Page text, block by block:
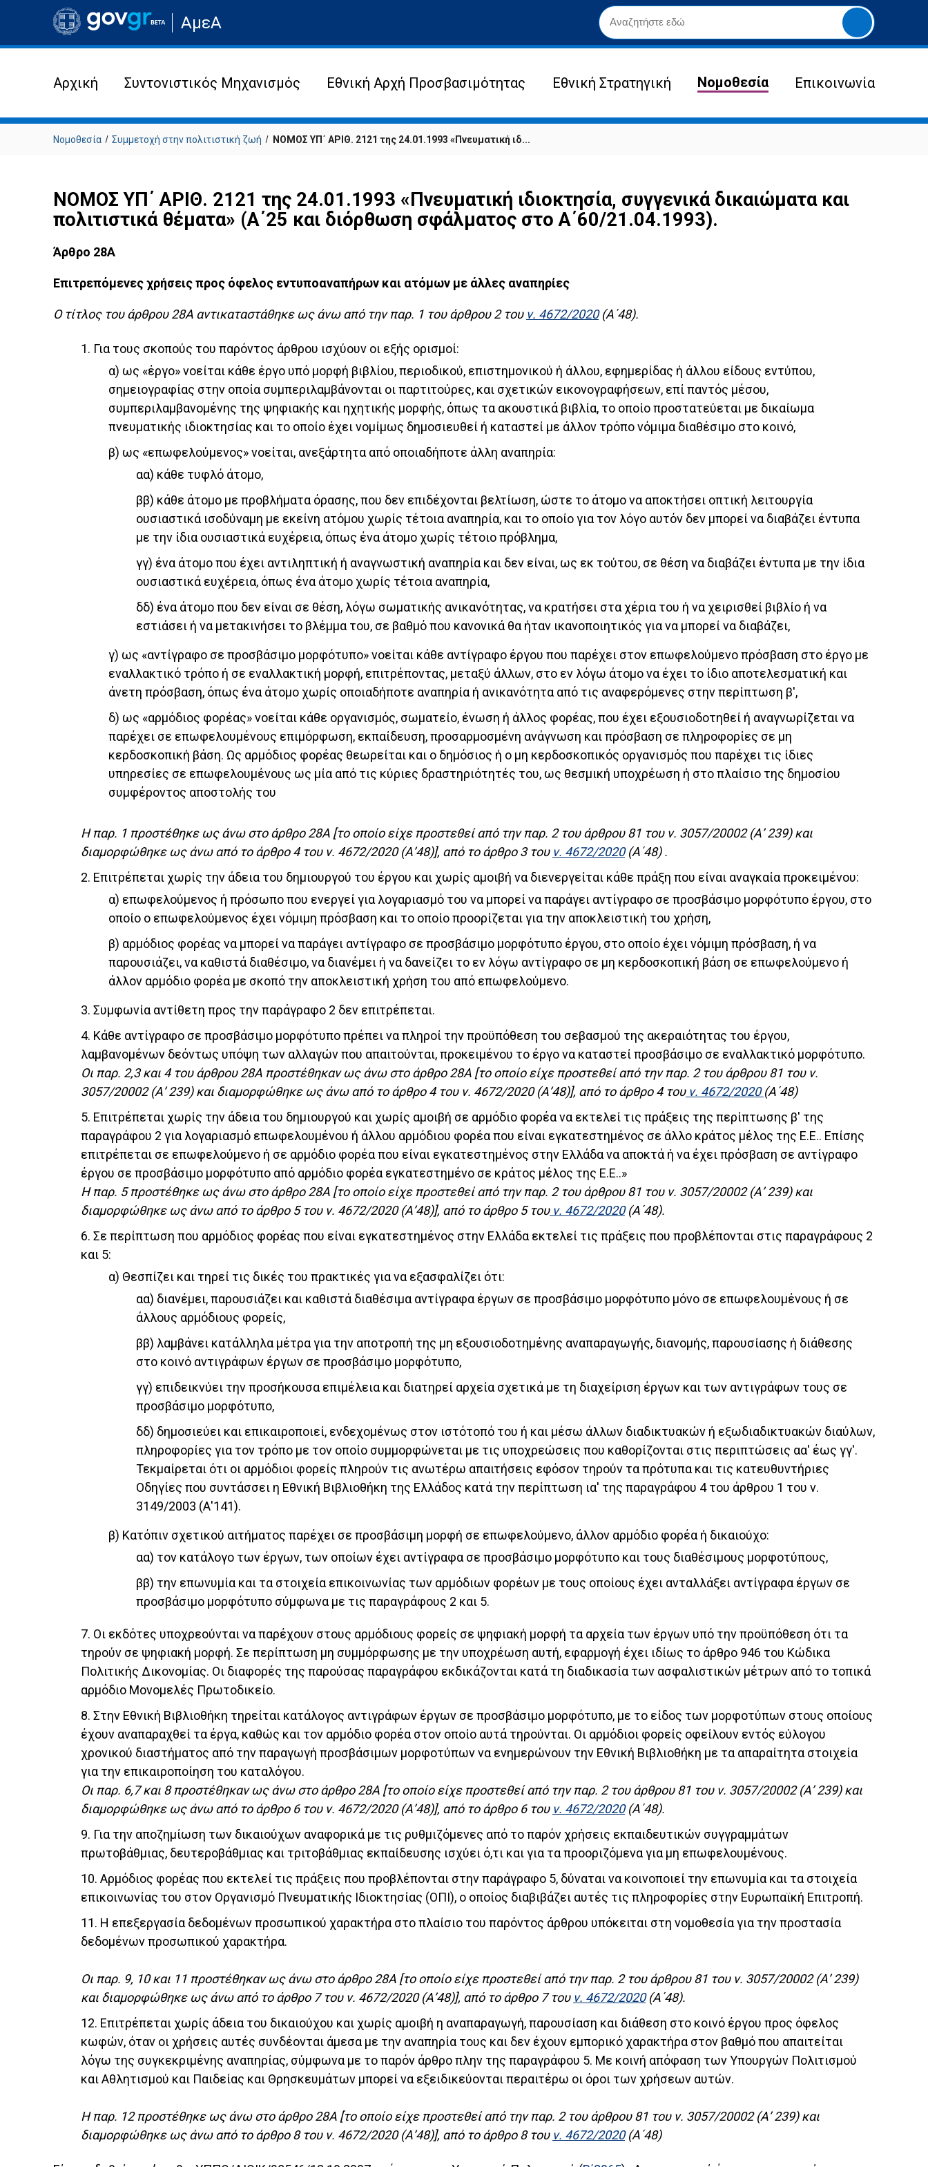
Μετάβαση
στην
σελίδα
ιστότοπου
ΑμεΑ
Yποβολή
αναζήτησης
Αρχική Συντονιστικός Μηχανισμός Εθνική Αρχή Προσβασιμότητας Εθνική Στρατηγική Νομοθεσία Επικοινωνία
Νομοθεσία Συμμετοχή στην πολιτιστική ζωή ΝΟΜΟΣ ΥΠ΄ ΑΡΙΘ. 2121 της 24.01.1993 «Πνευματική ιδ...
ΝΟΜΟΣ ΥΠ΄ ΑΡΙΘ. 2121 της 24.01.1993 «Πνευματική ιδιοκτησία, συγγενικά δικαιώματα και
πολιτιστικά θέματα» (Α΄25 και διόρθωση σφάλματος στο Α΄60/21.04.1993).
Άρθρο 28Α
Επιτρεπόμενες χρήσεις προς όφελος εντυποαναπήρων και ατόμων με άλλες αναπηρίες
O τίτλος του άρθρου 28Α αντικαταστάθηκε ως άνω από την παρ. 1 του άρθρου 2 του ν. 4672/2020(Α΄48).
1. Για τους σκοπούς του παρόντος άρθρου ισχύουν οι εξής ορισμοί:
α) ως «έργο» νοείται κάθε έργο υπό μορφή βιβλίου, περιοδικού, επιστημονικού ή άλλου, εφημερίδας ή άλλου είδους εντύπου,
σημειογραφίας στην οποία συμπεριλαμβάνονται οι παρτιτούρες, και σχετικών εικονογραφήσεων, επί παντός μέσου,
συμπεριλαμβανομένης της ψηφιακής και ηχητικής μορφής, όπως τα ακουστικά βιβλία, το οποίο προστατεύεται με δικαίωμα
πνευματικής ιδιοκτησίας και το οποίο έχει νομίμως δημοσιευθεί ή καταστεί με άλλον τρόπο νόμιμα διαθέσιμο στο κοινό,
β) ως «επωφελούμενος» νοείται, ανεξάρτητα από οποιαδήποτε άλλη αναπηρία:
αα) κάθε τυφλό άτομο,
ββ) κάθε άτομο με προβλήματα όρασης, που δεν επιδέχονται βελτίωση, ώστε το άτομο να αποκτήσει οπτική λειτουργία
ουσιαστικά ισοδύναμη με εκείνη ατόμου χωρίς τέτοια αναπηρία, και το οποίο για τον λόγο αυτόν δεν μπορεί να διαβάζει έντυπα
με την ίδια ουσιαστικά ευχέρεια, όπως ένα άτομο χωρίς τέτοιο πρόβλημα,
γγ) ένα άτομο που έχει αντιληπτική ή αναγνωστική αναπηρία και δεν είναι, ως εκ τούτου, σε θέση να διαβάζει έντυπα με την ίδια
ουσιαστικά ευχέρεια, όπως ένα άτομο χωρίς τέτοια αναπηρία,
δδ) ένα άτομο που δεν είναι σε θέση, λόγω σωματικής ανικανότητας, να κρατήσει στα χέρια του ή να χειρισθεί βιβλίο ή να
εστιάσει ή να μετακινήσει το βλέμμα του, σε βαθμό που κανονικά θα ήταν ικανοποιητικός για να μπορεί να διαβάζει,
γ) ως «αντίγραφο σε προσβάσιμο μορφότυπο» νοείται κάθε αντίγραφο έργου που παρέχει στον επωφελούμενο πρόσβαση στο έργο με
εναλλακτικό τρόπο ή σε εναλλακτική μορφή, επιτρέποντας, μεταξύ άλλων, στο εν λόγω άτομο να έχει το ίδιο αποτελεσματική και
άνετη πρόσβαση, όπως ένα άτομο χωρίς οποιαδήποτε αναπηρία ή ανικανότητα από τις αναφερόμενες στην περίπτωση β',
δ) ως «αρμόδιος φορέας» νοείται κάθε οργανισμός, σωματείο, ένωση ή άλλος φορέας, που έχει εξουσιοδοτηθεί ή αναγνωρίζεται να
παρέχει σε επωφελουμένους επιμόρφωση, εκπαίδευση, προσαρμοσμένη ανάγνωση και πρόσβαση σε πληροφορίες σε μη
κερδοσκοπική βάση. Ως αρμόδιος φορέας θεωρείται και ο δημόσιος ή ο μη κερδοσκοπικός οργανισμός που παρέχει τις ίδιες
υπηρεσίες σε επωφελουμένους ως μία από τις κύριες δραστηριότητές του, ως θεσμική υποχρέωση ή στο πλαίσιο της δημοσίου
συμφέροντος αποστολής του
Η παρ. 1 προστέθηκε ως άνω στο άρθρο 28Α [το οποίο είχε προστεθεί από την παρ. 2 του άρθρου 81 του ν. 3057/20002 (Α’ 239) και
διαμορφώθηκε ως άνω από το άρθρο 4 του ν. 4672/2020 (Α’48)], από το άρθρο 3 του ν. 4672/2020(Α΄48) .
2. Επιτρέπεται χωρίς την άδεια του δημιουργού του έργου και χωρίς αμοιβή να διενεργείται κάθε πράξη που είναι αναγκαία προκειμένου:
α) επωφελούμενος ή πρόσωπο που ενεργεί για λογαριασμό του να μπορεί να παράγει αντίγραφο σε προσβάσιμο μορφότυπο έργου, στο
οποίο ο επωφελούμενος έχει νόμιμη πρόσβαση και το οποίο προορίζεται για την αποκλειστική του χρήση,
β) αρμόδιος φορέας να μπορεί να παράγει αντίγραφο σε προσβάσιμο μορφότυπο έργου, στο οποίο έχει νόμιμη πρόσβαση, ή να
παρουσιάζει, να καθιστά διαθέσιμο, να διανέμει ή να δανείζει το εν λόγω αντίγραφο σε μη κερδοσκοπική βάση σε επωφελούμενο ή
άλλον αρμόδιο φορέα με σκοπό την αποκλειστική χρήση του από επωφελούμενο.
3. Συμφωνία αντίθετη προς την παράγραφο 2 δεν επιτρέπεται.
4. Κάθε αντίγραφο σε προσβάσιμο μορφότυπο πρέπει να πληροί την προϋπόθεση του σεβασμού της ακεραιότητας του έργου,
λαμβανομένων δεόντως υπόψη των αλλαγών που απαιτούνται, προκειμένου το έργο να καταστεί προσβάσιμο σε εναλλακτικό μορφότυπο.
Οι παρ. 2,3 και 4 του άρθρου 28Α προστέθηκαν ως άνω στο άρθρο 28Α [το οποίο είχε προστεθεί από την παρ. 2 του άρθρου 81 του ν.
3057/20002 (Α’ 239) και διαμορφώθηκε ως άνω από το άρθρο 4 του ν. 4672/2020 (Α’48)], από το άρθρο 4 τουν. 4672/2020(Α΄48)
5. Επιτρέπεται χωρίς την άδεια του δημιουργού και χωρίς αμοιβή σε αρμόδιο φορέα να εκτελεί τις πράξεις της περίπτωσης β' της
παραγράφου 2 για λογαριασμό επωφελουμένου ή άλλου αρμόδιου φορέα που είναι εγκατεστημένος σε άλλο κράτος μέλος της Ε.Ε.. Επίσης
επιτρέπεται σε επωφελούμενο ή σε αρμόδιο φορέα που είναι εγκατεστημένος στην Ελλάδα να αποκτά ή να έχει πρόσβαση σε αντίγραφο
έργου σε προσβάσιμο μορφότυπο από αρμόδιο φορέα εγκατεστημένο σε κράτος μέλος της Ε.Ε..»
Η παρ. 5 προστέθηκε ως άνω στο άρθρο 28Α [το οποίο είχε προστεθεί από την παρ. 2 του άρθρου 81 του ν. 3057/20002 (Α’ 239) και
διαμορφώθηκε ως άνω από το άρθρο 5 του ν. 4672/2020 (Α’48)], από το άρθρο 5 τουν. 4672/2020(Α΄48).
6. Σε περίπτωση που αρμόδιος φορέας που είναι εγκατεστημένος στην Ελλάδα εκτελεί τις πράξεις που προβλέπονται στις παραγράφους 2
και 5:
α) Θεσπίζει και τηρεί τις δικές του πρακτικές για να εξασφαλίζει ότι:
αα) διανέμει, παρουσιάζει και καθιστά διαθέσιμα αντίγραφα έργων σε προσβάσιμο μορφότυπο μόνο σε επωφελουμένους ή σε
άλλους αρμόδιους φορείς,
ββ) λαμβάνει κατάλληλα μέτρα για την αποτροπή της μη εξουσιοδοτημένης αναπαραγωγής, διανομής, παρουσίασης ή διάθεσης
στο κοινό αντιγράφων έργων σε προσβάσιμο μορφότυπο,
γγ) επιδεικνύει την προσήκουσα επιμέλεια και διατηρεί αρχεία σχετικά με τη διαχείριση έργων και των αντιγράφων τους σε
προσβάσιμο μορφότυπο,
δδ) δημοσιεύει και επικαιροποιεί, ενδεχομένως στον ιστότοπό του ή και μέσω άλλων διαδικτυακών ή εξωδιαδικτυακών διαύλων,
πληροφορίες για τον τρόπο με τον οποίο συμμορφώνεται με τις υποχρεώσεις που καθορίζονται στις περιπτώσεις αα' έως γγ'.
Τεκμαίρεται ότι οι αρμόδιοι φορείς πληρούν τις ανωτέρω απαιτήσεις εφόσον τηρούν τα πρότυπα και τις κατευθυντήριες
Οδηγίες που συντάσσει η Εθνική Βιβλιοθήκη της Ελλάδος κατά την περίπτωση ια' της παραγράφου 4 του άρθρου 1 του ν.
3149/2003 (Α'141).
β) Κατόπιν σχετικού αιτήματος παρέχει σε προσβάσιμη μορφή σε επωφελούμενο, άλλον αρμόδιο φορέα ή δικαιούχο:
αα) τον κατάλογο των έργων, των οποίων έχει αντίγραφα σε προσβάσιμο μορφότυπο και τους διαθέσιμους μορφοτύπους,
ββ) την επωνυμία και τα στοιχεία επικοινωνίας των αρμόδιων φορέων με τους οποίους έχει ανταλλάξει αντίγραφα έργων σε
προσβάσιμο μορφότυπο σύμφωνα με τις παραγράφους 2 και 5.
7. Οι εκδότες υποχρεούνται να παρέχουν στους αρμόδιους φορείς σε ψηφιακή μορφή τα αρχεία των έργων υπό την προϋπόθεση ότι τα
τηρούν σε ψηφιακή μορφή. Σε περίπτωση μη συμμόρφωσης με την υποχρέωση αυτή, εφαρμογή έχει ιδίως το άρθρο 946 του Κώδικα
Πολιτικής Δικονομίας. Οι διαφορές της παρούσας παραγράφου εκδικάζονται κατά τη διαδικασία των ασφαλιστικών μέτρων από το τοπικά
αρμόδιο Μονομελές Πρωτοδικείο.
8. Στην Εθνική Βιβλιοθήκη τηρείται κατάλογος αντιγράφων έργων σε προσβάσιμο μορφότυπο, με το είδος των μορφοτύπων στους οποίους
έχουν αναπαραχθεί τα έργα, καθώς και τον αρμόδιο φορέα στον οποίο αυτά τηρούνται. Οι αρμόδιοι φορείς οφείλουν εντός εύλογου
χρονικού διαστήματος από την παραγωγή προσβάσιμων μορφοτύπων να ενημερώνουν την Εθνική Βιβλιοθήκη με τα απαραίτητα στοιχεία
για την επικαιροποίηση του καταλόγου.
Οι παρ. 6,7 και 8 προστέθηκαν ως άνω στο άρθρο 28Α [το οποίο είχε προστεθεί από την παρ. 2 του άρθρου 81 του ν. 3057/20002 (Α’ 239) και
διαμορφώθηκε ως άνω από το άρθρο 6 του ν. 4672/2020 (Α’48)], από το άρθρο 6 του ν. 4672/2020(Α΄48).
9. Για την αποζημίωση των δικαιούχων αναφορικά με τις ρυθμιζόμενες από το παρόν χρήσεις εκπαιδευτικών συγγραμμάτων
πρωτοβάθμιας, δευτεροβάθμιας και τριτοβάθμιας εκπαίδευσης ισχύει ό,τι και για τα προοριζόμενα για μη επωφελουμένους.
10. Αρμόδιος φορέας που εκτελεί τις πράξεις που προβλέπονται στην παράγραφο 5, δύναται να κοινοποιεί την επωνυμία και τα στοιχεία
επικοινωνίας του στον Οργανισμό Πνευματικής Ιδιοκτησίας (ΟΠΙ), ο οποίος διαβιβάζει αυτές τις πληροφορίες στην Ευρωπαϊκή Επιτροπή.
11. Η επεξεργασία δεδομένων προσωπικού χαρακτήρα στο πλαίσιο του παρόντος άρθρου υπόκειται στη νομοθεσία για την προστασία
δεδομένων προσωπικού χαρακτήρα.
Οι παρ. 9, 10 και 11 προστέθηκαν ως άνω στο άρθρο 28Α [το οποίο είχε προστεθεί από την παρ. 2 του άρθρου 81 του ν. 3057/20002 (Α’ 239)
και διαμορφώθηκε ως άνω από το άρθρο 7 του ν. 4672/2020 (Α’48)], από το άρθρο 7 του ν. 4672/2020(Α΄48).
12. Επιτρέπεται χωρίς άδεια του δικαιούχου και χωρίς αμοιβή η αναπαραγωγή, παρουσίαση και διάθεση στο κοινό έργου προς όφελος
κωφών, όταν οι χρήσεις αυτές συνδέονται άμεσα με την αναπηρία τους και δεν έχουν εμπορικό χαρακτήρα στον βαθμό που απαιτείται
λόγω της συγκεκριμένης αναπηρίας, σύμφωνα με το παρόν άρθρο πλην της παραγράφου 5. Με κοινή απόφαση των Υπουργών Πολιτισμού
και Αθλητισμού και Παιδείας και Θρησκευμάτων μπορεί να εξειδικεύονται περαιτέρω οι όροι των χρήσεων αυτών.
Η παρ. 12 προστέθηκε ως άνω στο άρθρο 28Α [το οποίο είχε προστεθεί από την παρ. 2 του άρθρου 81 του ν. 3057/20002 (Α’ 239) και
διαμορφώθηκε ως άνω από το άρθρο 8 του ν. 4672/2020 (Α’48)], από το άρθρο 8 του ν. 4672/2020(Α΄48)